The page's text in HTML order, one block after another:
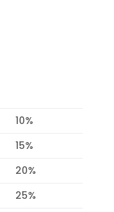
10%
15%
20%
25%